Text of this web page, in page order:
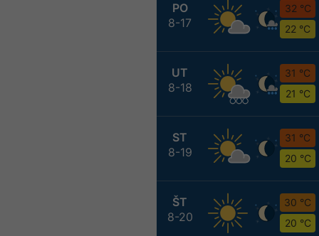
PO
8-17
32 °C
22 °C
UT
8-18
31 °C
21 °C
ST
8-19
31 °C
20 °C
ŠT
8-20
30 °C
20 °C